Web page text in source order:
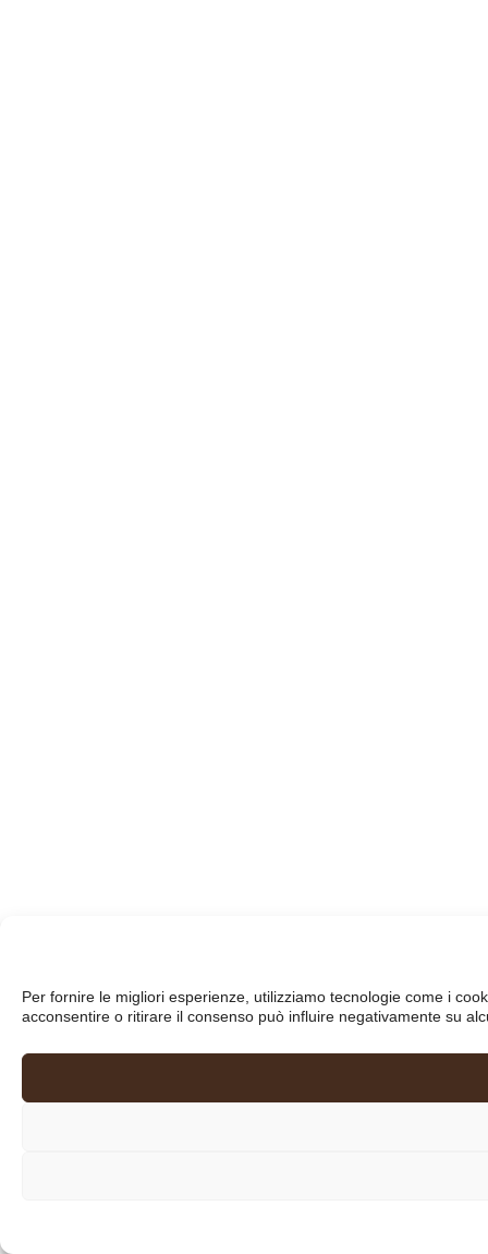
Per fornire le migliori esperienze, utilizziamo tecnologie come i
acconsentire o ritirare il consenso può influire negativamente su